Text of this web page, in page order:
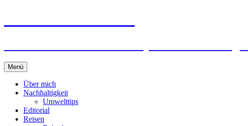
Menü Springe
zum
Inhalt
Über mich
Nachhaltigkeit
Umwelttips
Editorial
Reisen